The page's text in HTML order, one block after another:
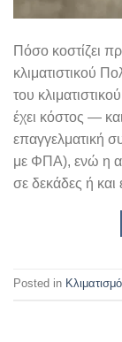
Πόσο κοστίζει
κλιματιστικού
του
έχει κόστος —
επαγγελματική
με ΦΠΑ), ενώ η
σε δεκάδες ή
Posted in